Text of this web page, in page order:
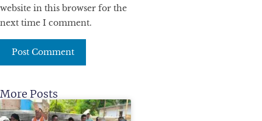
website in this browser for the
next time I comment.
More Posts